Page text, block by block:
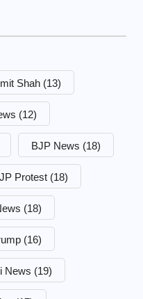
Shah (13)
(12)
BJP News (18)
Protest (18)
(18)
(16)
News (19)